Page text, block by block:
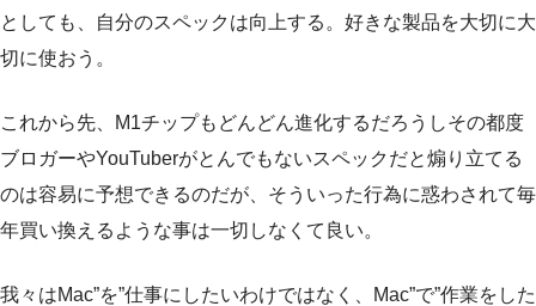
としても、自分のスペックは向上する。好きな製品を大切に大
切に使おう。
これから先、M1チップもどんどん進化するだろうしその都度
ブロガーやYouTuberがとんでもないスペックだと煽り立てる
のは容易に予想できるのだが、そういった行為に惑わされて毎
年買い換えるような事は一切しなくて良い。
我々はMac”を”仕事にしたいわけではなく、Mac”で”作業をした